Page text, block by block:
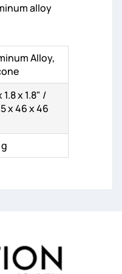
alloy
Alloy,
1.8 x 1.8" /
x 46 x 46